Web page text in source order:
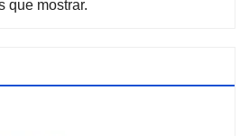
que mostrar.